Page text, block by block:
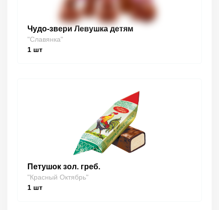
Чудо-звери Левушка детям
"Славянка"
1 шт
Петушок зол. греб.
"Красный Октябрь"
1 шт